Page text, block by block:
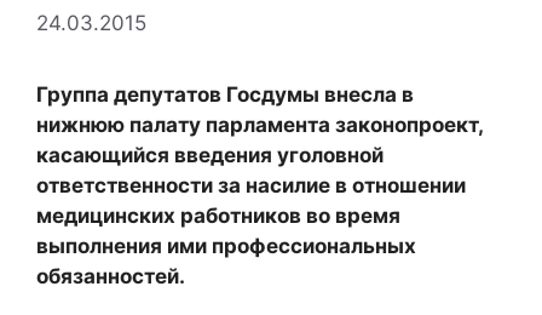
24.03.2015
Группа депутатов Госдумы внесла в
нижнюю палату парламента законопроект,
касающийся введения уголовной
ответственности за насилие в отношении
медицинских работников во время
выполнения ими профессиональных
обязанностей.